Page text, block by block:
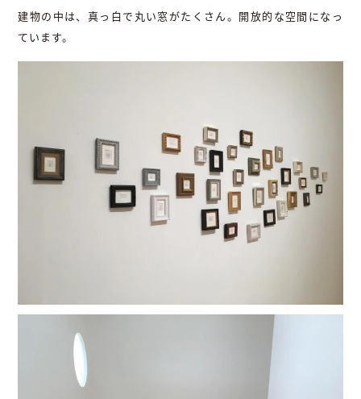
建物の中は、真っ白で丸い窓がたくさん。開放的な空間になっ
ています。